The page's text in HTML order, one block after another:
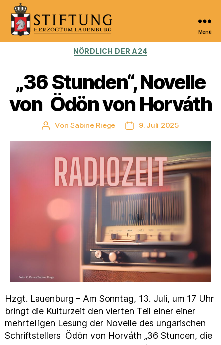
Kulturportal
Herzogtum
Lauenburg
Menü
Kategorien
NÖRDLICH DER A24
„36 Stunden“, Novelle
von Ödön von Horváth
Beitragsautor
VonSabine Riege Veröffentlichungsdatum
9. Juli 2025
Hzgt. Lauenburg – Am Sonntag, 13. Juli, um 17 Uhr
bringt die Kulturzeit den vierten Teil einer einer
mehrteiligen Lesung der Novelle des ungarischen
Schriftstellers Ödön von Horváth „36 Stunden, die